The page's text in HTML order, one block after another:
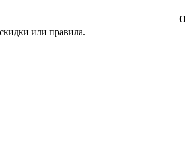
или правила.